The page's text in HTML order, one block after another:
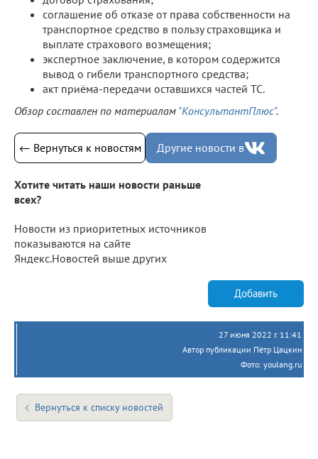
соглашение об отказе от права собственности на
транспортное средство в пользу страховщика и
выплате страхового возмещения;
экспертное заключение, в котором содержится
вывод о гибели транспортного средства;
акт приёма-передачи оставшихся частей ТС.
Обзор составлен по материалам "КонсультантПлюс".
← Вернуться к новостям Другие новости в
Хотите читать наши новости раньше
всех?
Новости из приоритетных источников
показываются на сайте
Яндекс.Новостей выше других
Добавить
27 июня 2022 г. 11:41
Автор публикации Пётр Цацкин
Фото: youlang.ru
Вернуться к списку новостей